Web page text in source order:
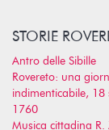
STORIE
Antro delle Sibille
Rovereto: una
indimenticabile, 18
1760
Musica cittadina R.